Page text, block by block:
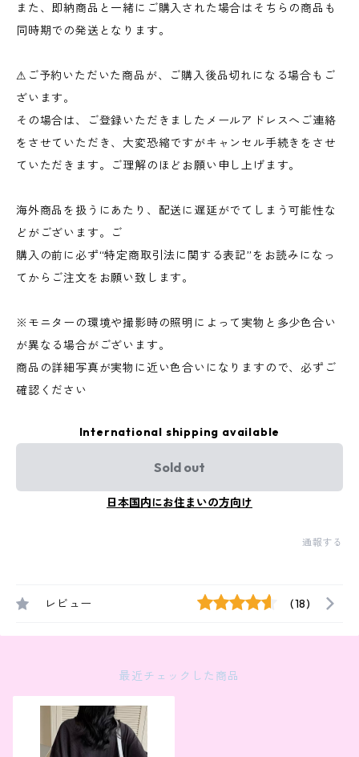
また、即納商品と一緒にご購入された場合はそちらの商品も
同時期での発送となります。
⚠︎ご予約いただいた商品が、ご購入後品切れになる場合もご
ざいます。
その場合は、ご登録いただきましたメールアドレスへご連絡
をさせていただき、大変恐縮ですがキャンセル手続きをさせ
ていただきます。ご理解のほどお願い申し上げます。
海外商品を扱うにあたり、配送に遅延がでてしまう可能性な
どがございます。ご
購入の前に必ず“特定商取引法に関する表記”をお読みになっ
てからご注文をお願い致します。
※モニターの環境や撮影時の照明によって実物と多少色合い
が異なる場合がございます。
商品の詳細写真が実物に近い色合いになりますので、必ずご
確認ください
International shipping available
Sold out
日本国内にお住まいの方向け
通報する
レビュー (18)
最近チェックした商品